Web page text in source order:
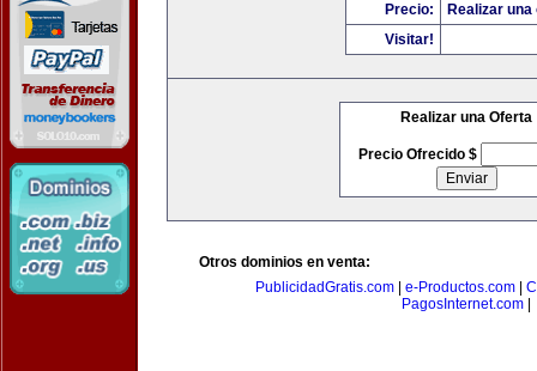
Precio:
Realizar
Visitar!
Realizar una Oferta
Precio Ofrecido $
Otros dominios en venta:
PublicidadGratis.com
e-Productos.com
PagosInternet.com